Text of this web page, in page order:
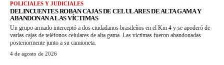
POLICIALES Y JUDICIALES
DELINCUENTES ROBAN CAJAS DE CELULARES DE ALTA GAMA Y
ABANDONAN A LAS VÍCTIMAS
Un grupo armado interceptó a dos ciudadanos brasileños en el Km 4 y se apoderó de
varias cajas de teléfonos celulares de alta gama. Las víctimas fueron abandonadas
posteriormente junto a su camioneta.
4 de agosto de 2026